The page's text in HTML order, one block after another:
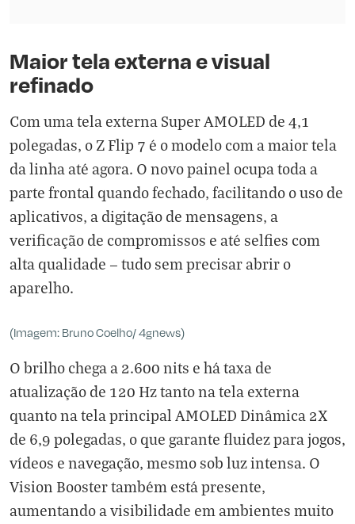
Maior tela externa e visual
refinado
Com uma tela externa Super AMOLED de 4,1
polegadas, o Z Flip 7 é o modelo com a maior tela
da linha até agora. O novo painel ocupa toda a
parte frontal quando fechado, facilitando o uso de
aplicativos, a digitação de mensagens, a
verificação de compromissos e até selfies com
alta qualidade — tudo sem precisar abrir o
aparelho.
(Imagem: Bruno Coelho/ 4gnews)
O brilho chega a 2.600 nits e há taxa de
atualização de 120 Hz tanto na tela externa
quanto na tela principal AMOLED Dinâmica 2X
de 6,9 polegadas, o que garante fluidez para jogos,
vídeos e navegação, mesmo sob luz intensa. O
Vision Booster também está presente,
aumentando a visibilidade em ambientes muito